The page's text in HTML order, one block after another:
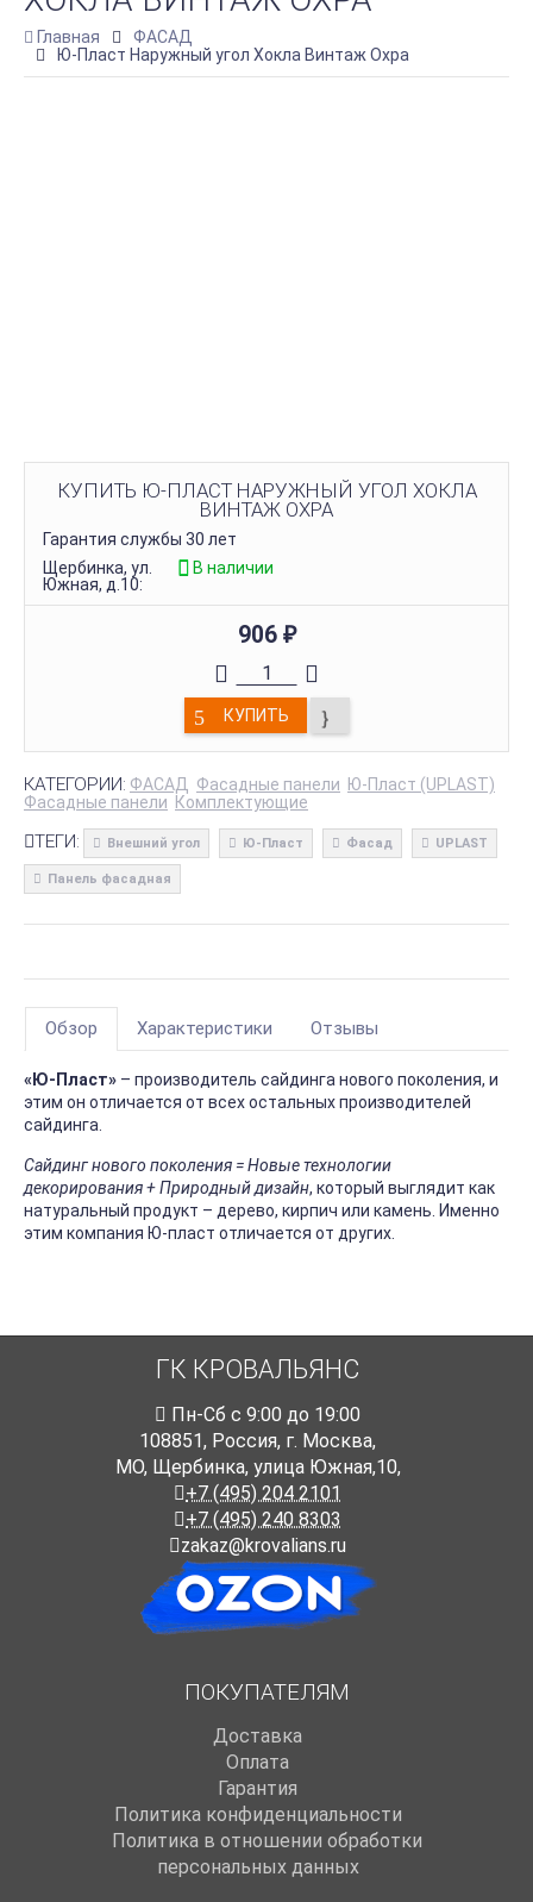
Главная
ФАСАД
Ю-Пласт Наружный угол Хокла Винтаж Охра
КУПИТЬ Ю-ПЛАСТ НАРУЖНЫЙ УГОЛ ХОКЛА
ВИНТАЖ ОХРА
Гарантия службы 30 лет
Щербинка, ул.
Южная, д.10:
В наличии
906 ₽
КУПИТЬ
КАТЕГОРИИ: ФАСАД Фасадные панели Ю-Пласт (UPLAST)
Фасадные панели Комплектующие
ТЕГИ: Внешний угол Ю-Пласт Фасад UPLAST
Панель фасадная
Обзор Характеристики Отзывы
«Ю-Пласт» – производитель сайдинга нового поколения, и
этим он отличается от всех остальных производителей
сайдинга.
Сайдинг нового поколения = Новые технологии
декорирования + Природный дизайн, который выглядит как
натуральный продукт – дерево, кирпич или камень. Именно
этим компания Ю-пласт отличается от других.
ГК КРОВАЛЬЯНС
Пн-Cб с 9:00 до 19:00
108851, Россия, г. Москва,
МО, Щербинка, улица Южная,10,
+7 (495) 204 2101
+7 (495) 240 8303
zakaz@krovalians.ru
ПОКУПАТЕЛЯМ
Доставка
Оплата
Гарантия
Политика конфиденциальности
Политика в отношении обработки
персональных данных